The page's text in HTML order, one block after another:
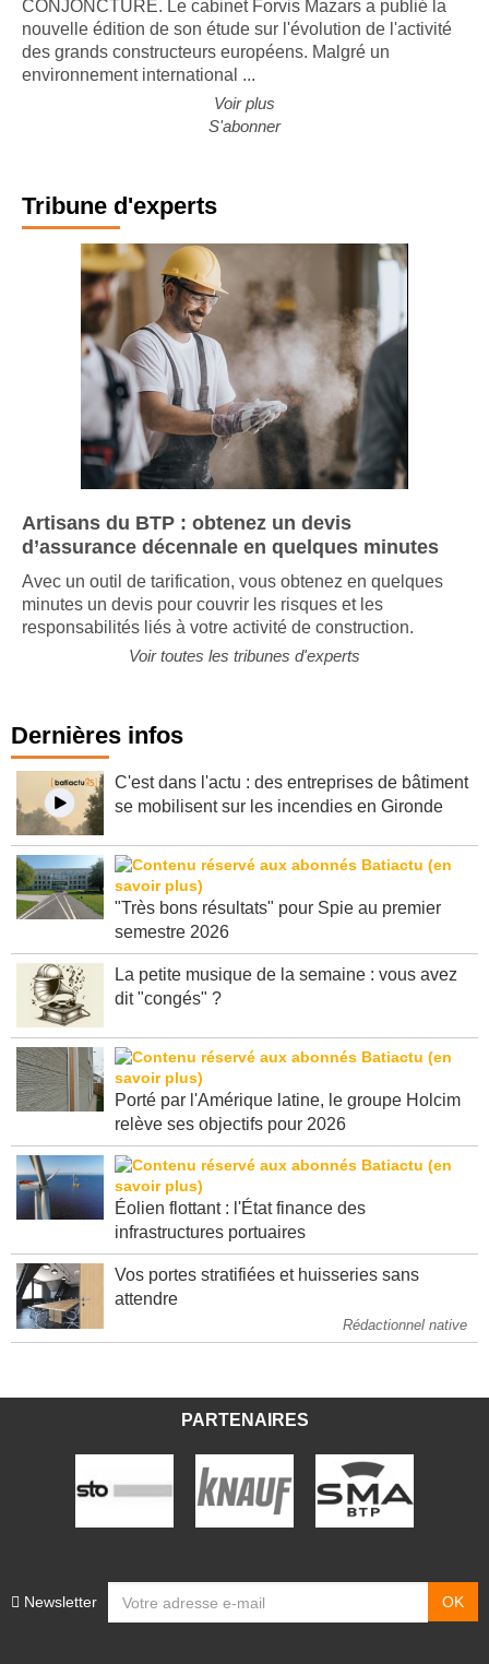
CONJONCTURE. Le cabinet Forvis Mazars a publié la
nouvelle édition de son étude sur l'évolution de l'activité
des grands constructeurs européens. Malgré un
Voir plus
Tribune d'experts
Artisans du BTP : obtenez un devis
d’assurance décennale en quelques minutes
Avec un outil de tarification, vous obtenez en quelques
minutes un devis pour couvrir les risques et les
Dernières infos
C'est dans l'actu : des entreprises de bâtiment
"Très bons résultats" pour Spie au premier
La petite musique de la semaine : vous avez
Porté par l'Amérique latine, le groupe Holcim
Éolien flottant : l'État finance des
Vos portes stratifiées et huisseries sans
Rédactionnel native